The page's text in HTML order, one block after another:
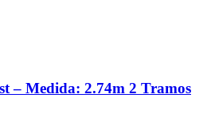
– Medida: 2.74m 2 Tramos